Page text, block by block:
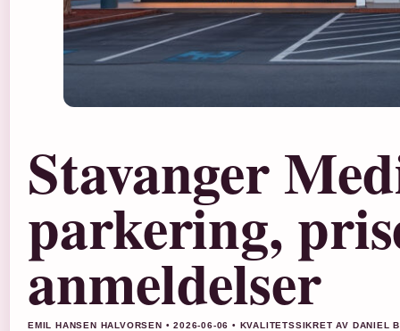
Stavanger
parkering,
anmeldelser
EMIL HANSEN HALVORSEN • 2026-06-06 • KVALITETSSIKRET AV DANIEL